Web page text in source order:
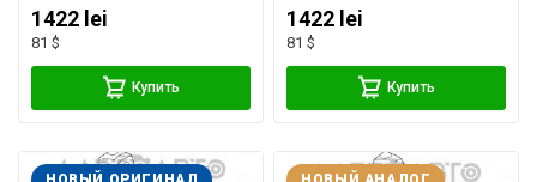
1422 lei
81 $
Купить
1422 lei
81 $
Купить